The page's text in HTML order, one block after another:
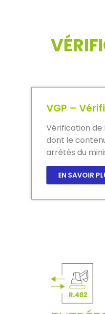
VGP –
Vérification de
dont le
arrêtés du
EN SAVOIR